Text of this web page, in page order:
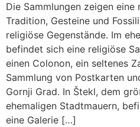
Die Sammlungen zeigen
Tradition, Gesteine und
religiöse Gegenstände. Im
befindet sich eine religiöse
einen Colonon, ein seltenes
Sammlung von Postkarten
Gornji Grad. In Štekl, dem
ehemaligen Stadtmauern,
eine Galerie […]